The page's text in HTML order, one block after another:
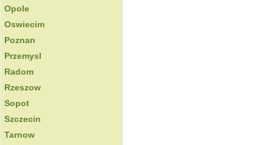
Opole
Oswiecim
Poznan
Przemysl
Radom
Rzeszow
Sopot
Szczecin
Tarnow